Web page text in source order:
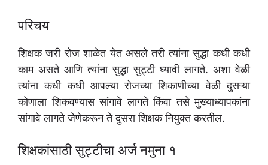
परिचय
शिक्षक जरी रोज शाळेत येत असले तरी त्यांना सुद्धा कधी कधी
काम असते आणि त्यांना सुद्धा सुट्टी घ्यावी लागते. अशा वेळी
त्यांना कधी कधी आपल्या रोजच्या शिकाणीच्या वेळी दुसऱ्या
कोणाला शिकवण्यास सांगावे लागते किंवा तसे मुख्याध्यापकांना
सांगावे लागते जेणेकरून ते दुसरा शिक्षक नियुक्त करतील.
शिक्षकांसाठी सुट्टीचा अर्ज नमुना १